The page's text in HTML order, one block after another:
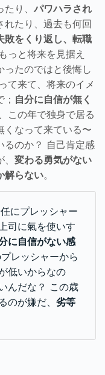
り、 パワハラされ
れたり、過去も何回
敗をくり返し、転職
っと将来を見据え
ったのではと後悔し
て来て、将来のイメ
自分に自信が無く
この年で独身で居る
くなって来ている〜
るのか？ 自己肯定感
変わる勇気がない
解らない。
にプレッシャー
司に氣を使いす
に自信がない感
レッシャーから
低いからなの
んだな？ この歳
のが嫌だ、 劣等